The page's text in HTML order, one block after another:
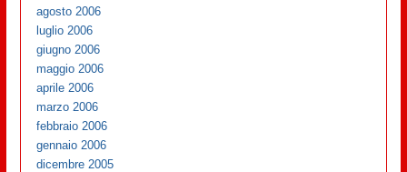
agosto 2006
luglio 2006
giugno 2006
maggio 2006
aprile 2006
marzo 2006
febbraio 2006
gennaio 2006
dicembre 2005